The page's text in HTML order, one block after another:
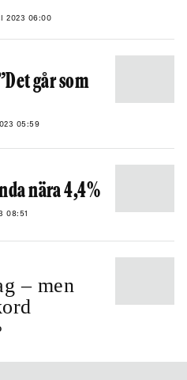
2023 06:00
går som
05:59
nära 4,4%
08:51
­– men